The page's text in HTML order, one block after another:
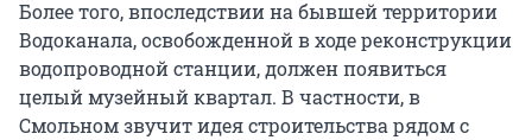
Более того, впоследствии на бывшей территории
Водоканала, освобожденной в ходе реконструкции
водопроводной станции, должен появиться
целый музейный квартал. В частности, в
Смольном звучит идея строительства рядом с